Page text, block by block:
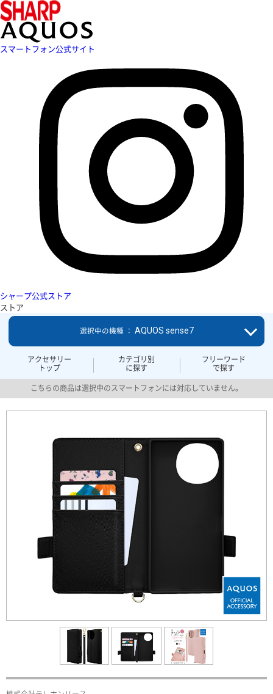
スマートフォン公式サイト
シャープ公式ストア
ストア
アクセサリー
トップ
カテゴリ別
に探す
フリーワード
で探す
選択中の機種 ： AQUOS sense7
こちらの商品は選択中のスマートフォンには対応していません。